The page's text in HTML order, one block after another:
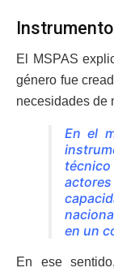
El MSPAS
género fue
necesidades de
En el
en un
En ese